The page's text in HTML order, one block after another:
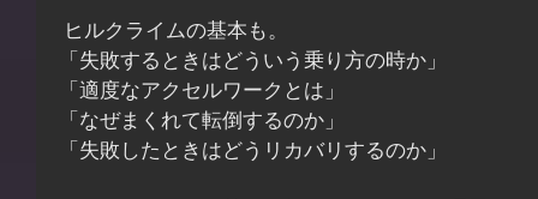
ヒルクライムの基本も。
「失敗するときはどういう乗り方の時か」
「適度なアクセルワークとは」
「なぜまくれて転倒するのか」
「失敗したときはどうリカバリするのか」